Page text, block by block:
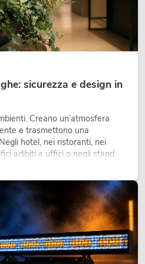
sicurezza e design in
Creano un’atmosfera
e trasmettono una
hotel, nei ristoranti, nei
adibiti a uffici o negli stand
qualità è ormai parte